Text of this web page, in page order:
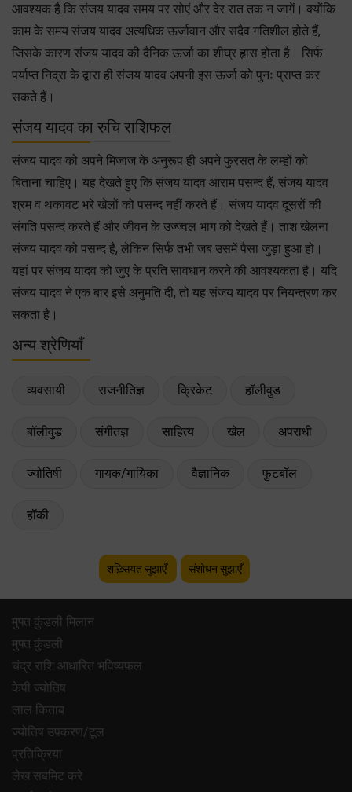
आवश्यक है कि संजय यादव समय पर सोएं और देर रात तक न जागें। क्योंकि
काम के समय संजय यादव अत्यधिक ऊर्जावान और सदैव गतिशील होते हैं,
जिसके कारण संजय यादव की दैनिक ऊर्जा का शीघ्र हृास होता है। सिर्फ
पर्याप्त निद्रा के द्वारा ही संजय यादव अपनी इस ऊर्जा को पुनः प्राप्त कर
सकते हैं।
संजय यादव का रुचि राशिफल
संजय यादव को अपने मिजाज के अनुरूप ही अपने फुरसत के लम्हों को
बिताना चाहिए। यह देखते हुए कि संजय यादव आराम पसन्द हैं, संजय यादव
श्रम व थकावट भरे खेलों को पसन्द नहीं करते हैं। संजय यादव दूसरों की
संगति पसन्द करते हैं और जीवन के उज्ज्वल भाग को देखते हैं। ताश खेलना
संजय यादव को पसन्द है, लेकिन सिर्फ तभी जब उसमें पैसा जुड़ा हुआ हो।
यहां पर संजय यादव को जुए के प्रति सावधान करने की आवश्यकता है। यदि
संजय यादव ने एक बार इसे अनुमति दी, तो यह संजय यादव पर नियन्त्रण कर
सकता है।
अन्य श्रेणियाँ
व्यवसायी राजनीतिज्ञ क्रिकेट हॉलीवुड
बॉलीवुड संगीतज्ञ साहित्य खेल अपराधी
ज्योतिषी गायक/गायिका वैज्ञानिक फुटबॉल
हॉकी
शख़्सियत सुझाएँ संशोधन सुझाएँ
मुफ्त कुंडली मिलान
मुफ्त कुंडली
चंद्र राशि आधारित भविष्यफल
केपी ज्योतिष
लाल किताब
ज्योतिष उपकरण/टूल
प्रतिक्रिया
लेख सबमिट करे